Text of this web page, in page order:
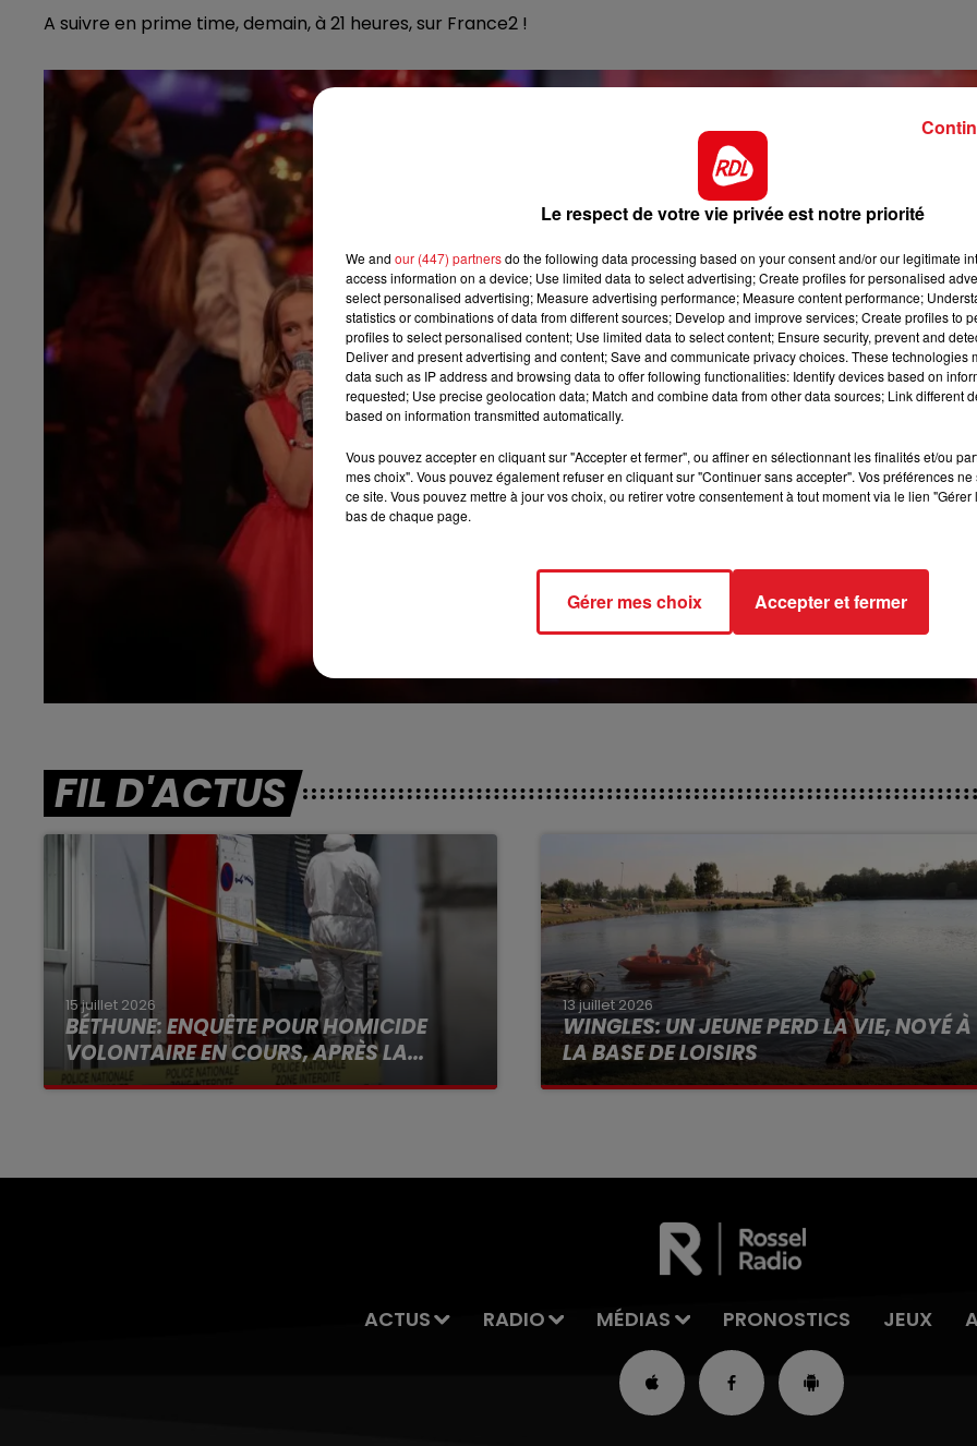
13h00 - 16h00
LES APRÈS-MIDI QUI CHANTENT
A suivre en prime time, demain, à 21 heures, sur France2 !
FIL D'ACTUS
15 juillet 2026
BÉTHUNE: ENQUÊTE POUR HOMICIDE
VOLONTAIRE EN COURS, APRÈS LA...
Selon les premiers éléments, le logement
13 juillet 2026
WINGLES: UN JEUNE PERD LA VIE, NOYÉ À
LA BASE DE LOISIRS
La victime a coulé à pic
ACTUS RADIO MÉDIAS PRONOSTICS JEUX
Le respect de votre vie privée est notre priorité
We and our (447) partnersdo the following data processing based on your consent and/or our legitimate
access information on a device; Use limited data to select advertising; Create profiles for personalised
select personalised advertising; Measure advertising performance; Measure content performance;
statistics or combinations of data from different sources; Develop and improve services; Create profiles to
profiles to select personalised content; Use limited data to select content; Ensure security, prevent and
Deliver and present advertising and content; Save and communicate privacy choices. These technologies
data such as IP address and browsing data to offer following functionalities: Identify devices based on
requested; Use precise geolocation data; Match and combine data from other data sources; Link different
based on information transmitted automatically.
Vous pouvez accepter en cliquant sur "Accepter et fermer", ou affiner en sélectionnant les finalités et/ou
mes choix". Vous pouvez également refuser en cliquant sur "Continuer sans accepter". Vos préférences
ce site. Vous pouvez mettre à jour vos choix, ou retirer votre consentement à tout moment via le lien
bas de chaque page.
Gérer mes choix Accepter et fermer